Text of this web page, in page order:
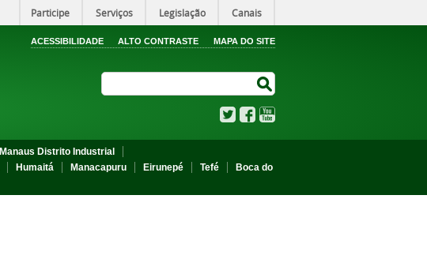
Participe Serviços Legislação Canais
ACESSIBILIDADE ALTO CONTRASTE MAPA DO SITE
TwitterFacebook
Manaus Distrito Industrial
Humaitá Manacapuru Eirunepé Tefé
Boca do